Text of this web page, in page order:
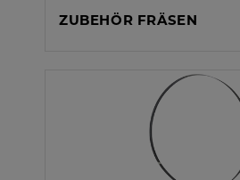
ZUBEHÖR FRÄSEN